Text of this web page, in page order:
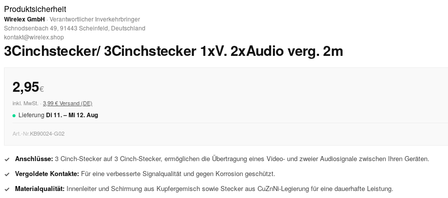
Produktsicherheit
Wirelex GmbH · Verantwortlicher Inverkehrbringer
Schnodsenbach 49, 91443 Scheinfeld, Deutschland
kontakt@wirelex.shop
3Cinchstecker/ 3Cinchstecker 1xV. 2xAudio verg. 2m
2,95€
inkl. MwSt. · 3,99 € Versand (DE)
Lieferung Di11. –Mi12.Aug
Art.-Nr.KB90024-G02
✓ Anschlüsse: 3 Cinch-Stecker auf 3 Cinch-Stecker, ermöglichen die Übertragung eines Video- und zweier Audiosignale zwischen Ihren Geräten.
✓ Vergoldete Kontakte: Für eine verbesserte Signalqualität und gegen Korrosion geschützt.
✓ Materialqualität: Innenleiter und Schirmung aus Kupfergemisch sowie Stecker aus CuZnNi-Legierung für eine dauerhafte Leistung.